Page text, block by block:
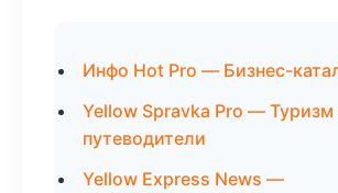
Инфо Hot Pro — Бизнес-
Yellow Spravka Pro — Туризм
путеводители
Yellow Express News —